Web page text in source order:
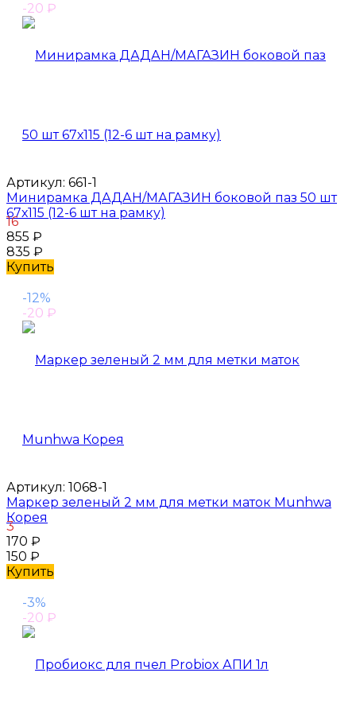
-20 ₽
Артикул: 661-1
Минирамка ДАДАН/МАГАЗИН боковой паз 50 шт
67х115 (12-6 шт на рамку)
16
855 ₽
835 ₽
Купить
-12%
-20 ₽
Артикул: 1068-1
Маркер зеленый 2 мм для метки маток Munhwa
Корея
3
170 ₽
150 ₽
Купить
-3%
-20 ₽